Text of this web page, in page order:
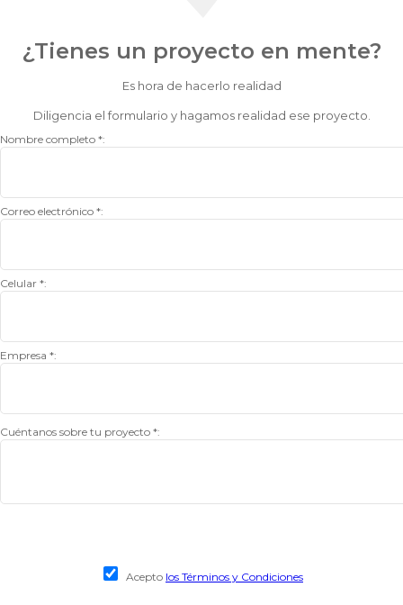
¿Tienes un proyecto en mente?
Es hora de hacerlo realidad
Diligencia el formulario y hagamos realidad ese proyecto.
Nombre completo *:
Correo electrónico *:
Celular *:
Empresa *:
Cuéntanos sobre tu proyecto *:
Acepto los Términos y Condiciones